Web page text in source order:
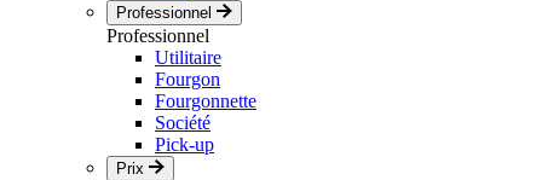
Professionnel
Professionnel
Utilitaire
Fourgon
Fourgonnette
Société
Pick-up
Prix